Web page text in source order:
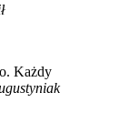
Każdy